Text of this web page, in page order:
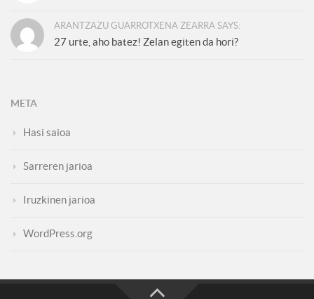
ARANTZAZU GUARROTXENA ZEARRA SAYS:
27 urte, aho batez! Zelan egiten da hori?
META
Hasi saioa
Sarreren jarioa
Iruzkinen jarioa
WordPress.org